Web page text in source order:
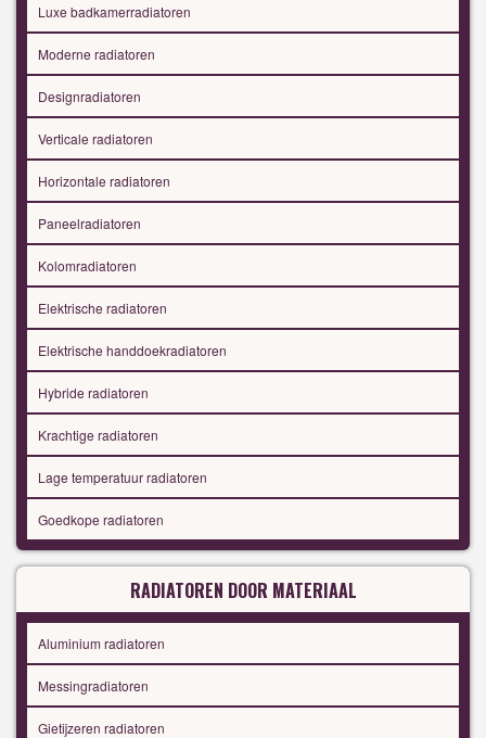
Luxe badkamerradiatoren
Moderne radiatoren
Designradiatoren
Verticale radiatoren
Horizontale radiatoren
Paneelradiatoren
Kolomradiatoren
Elektrische radiatoren
Elektrische handdoekradiatoren
Hybride radiatoren
Krachtige radiatoren
Lage temperatuur radiatoren
Goedkope radiatoren
RADIATOREN DOOR MATERIAAL
Aluminium radiatoren
Messingradiatoren
Gietijzeren radiatoren